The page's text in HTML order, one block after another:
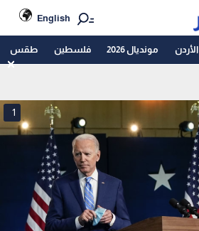
English
الأردن مونديال 2026 فلسطين طقس
1